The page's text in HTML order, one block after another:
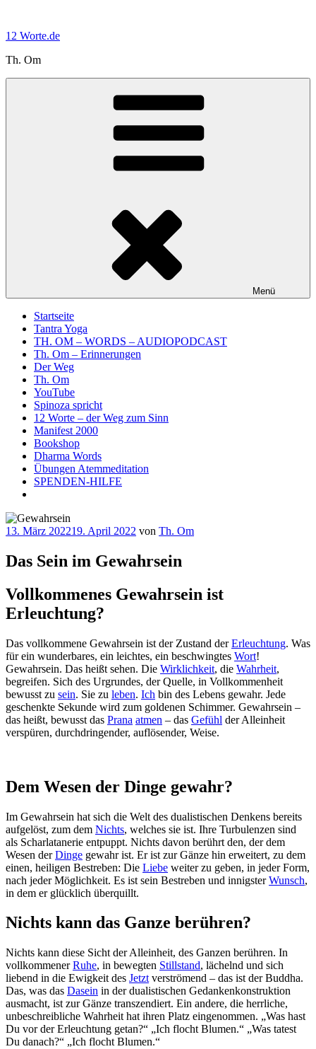
springen
12 Worte.de
Th. Om
Menü
Startseite
Tantra Yoga
TH. OM – WORDS – AUDIOPODCAST
Th. Om – Erinnerungen
Der Weg
Th. Om
YouTube
Spinoza spricht
12 Worte – der Weg zum Sinn
Manifest 2000
Bookshop
Dharma Words
Übungen Atemmeditation
SPENDEN-HILFE
Veröffentlicht
13. März 202219. April 2022 von Th. Om
Das Sein im Gewahrsein
Vollkommenes Gewahrsein ist
Erleuchtung?
Das vollkommene Gewahrsein ist der Zustand derErleuchtung. Was
für ein wunderbares, ein leichtes, ein beschwingtes Wort!
Gewahrsein. Das heißt sehen. Die Wirklichkeit, die Wahrheit,
begreifen. Sich des Urgrundes, der Quelle, in Vollkommenheit
bewusst zu sein. Sie zu leben. Ich bin des Lebens gewahr. Jede
geschenkte Sekunde wird zum goldenen Schimmer. Gewahrsein –
das heißt, bewusst das Prana atmen – das Gefühl der Alleinheit
verspüren, durchdringender, auflösender, Weise.
Dem Wesen der Dinge gewahr?
Im Gewahrsein hat sich die Welt des dualistischen Denkens bereits
aufgelöst, zum dem Nichts, welches sie ist. Ihre Turbulenzen sind
als Scharlatanerie entpuppt. Nichts davon berührt den, der dem
Wesen derDinge gewahr ist. Er ist zur Gänze hin erweitert, zu dem
einen, heiligen Bestreben: Die Liebe weiter zu geben, in jeder Form,
nach jeder Möglichkeit. Es ist sein Bestreben und innigsterWunsch,
in dem er glücklich überquillt.
Nichts kann das Ganze berühren?
Nichts kann diese Sicht der Alleinheit, des Ganzen berühren. In
vollkommenerRuhe, in bewegten Stillstand, lächelnd und sich
liebend in die Ewigkeit des Jetzt verströmend – das ist der Buddha.
Das, was das Dasein in der dualistischen Gedankenkonstruktion
ausmacht, ist zur Gänze transzendiert. Ein andere, die herrliche,
unbeschreibliche Wahrheit hat ihren Platz eingenommen. „Was hast
Du vor der Erleuchtung getan?“ „Ich flocht Blumen.“ „Was tatest
Du danach?“ „Ich flocht Blumen.“